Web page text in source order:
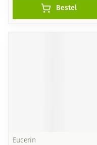
Bestel
Eucerin